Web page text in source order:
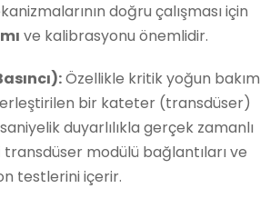
doğru çalışması için
ve kalibrasyonu önemlidir.
Özellikle kritik yoğun bakım
bir kateter (transdüser)
duyarlılıkla gerçek zamanlı
transdüser modülü bağlantıları ve
testlerini içerir.